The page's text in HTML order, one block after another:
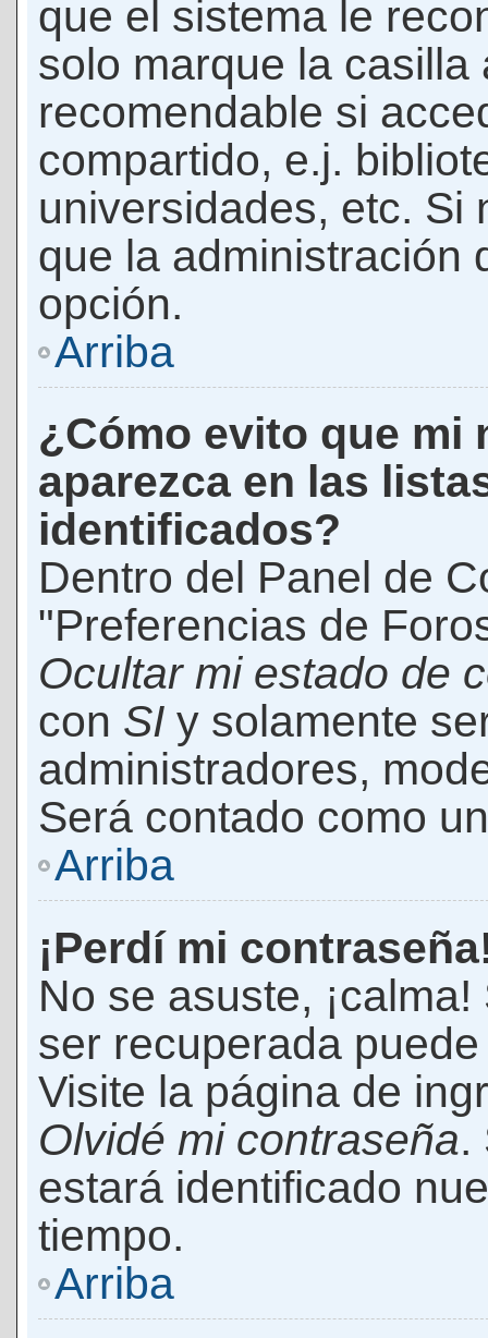
que el sistema le
solo marque la casilla
recomendable si
compartido, e.j.
universidades, etc. Si
que la administración
opción.
Arriba
¿Cómo evito que mi
aparezca en las
identificados?
Dentro del Panel de
"Preferencias de
Ocultar mi estado de
con SI y solamente
administradores,
Será contado como
Arriba
¡Perdí mi
No se asuste,
ser recuperada
Visite la página de
Olvidé mi contraseña.
estará identificado
tiempo.
Arriba